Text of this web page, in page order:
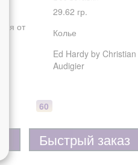
29.62 гр.
от
Колье
Ed Hardy by Christian
Audigier
60
Быстрый заказ